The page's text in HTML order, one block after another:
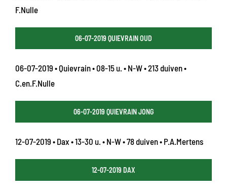
F.Nulle
06-07-2019 QUIEVRAIN OUD
06-07-2019 • Quievrain • 08-15 u. • N-W • 213 duiven •
C.en.F.Nulle
06-07-2019 QUIEVRAIN JONG
12-07-2019 • Dax • 13-30 u. • N-W • 78 duiven • P.A.Mertens
12-07-2019 DAX